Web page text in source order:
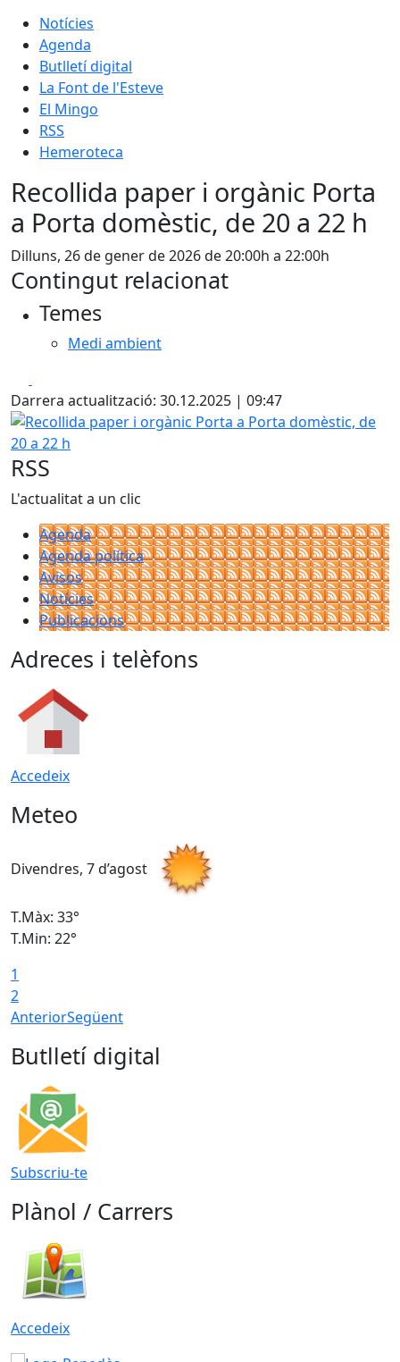
Notícies
Agenda
Butlletí digital
La Font de l'Esteve
El Mingo
RSS
Hemeroteca
Recollida paper i orgànic Porta
a Porta domèstic, de 20 a 22 h
Dilluns, 26 de gener de 2026 de 20:00h a 22:00h
Contingut relacionat
Temes
Medi ambient
Darrera actualització: 30.12.2025 | 09:47
Recollida paper i orgànic Porta a Porta domèstic, de 20 a
RSS
L'actualitat a un clic
Agenda
Agenda política
Avisos
Notícies
Publicacions
Adreces i telèfons
Accedeix
Meteo
Divendres, 7 d’agost
T.Màx: 33°
T.Min: 22°
1
2
AnteriorSegüent
Butlletí digital
Subscriu-te
Plànol / Carrers
Accedeix